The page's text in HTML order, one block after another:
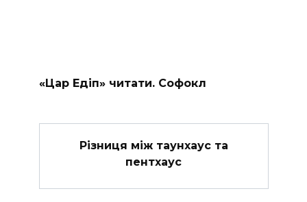
«Цар Едіп» читати. Софокл
Різниця між таунхаус та
пентхаус